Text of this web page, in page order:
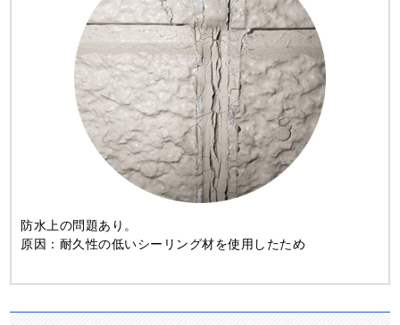
防水上の問題あり。
原因：耐久性の低いシーリング材を使用したため